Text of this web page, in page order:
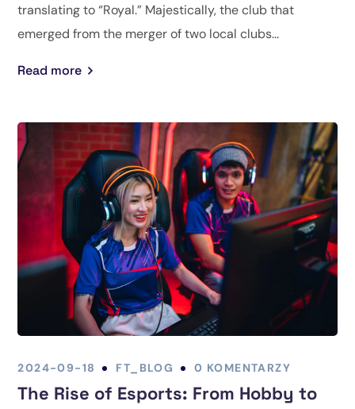
translating to “Royal.” Majestically, the club that
emerged from the merger of two local clubs...
Read more
2024-09-18 FT_BLOG 0 KOMENTARZY
The Rise of Esports: From Hobby to